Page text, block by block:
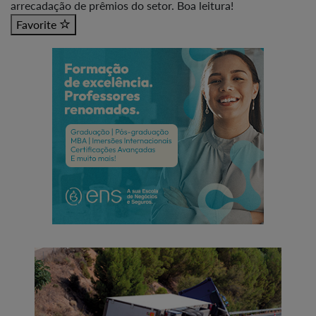
arrecadação de prêmios do setor. Boa leitura!
Favorite